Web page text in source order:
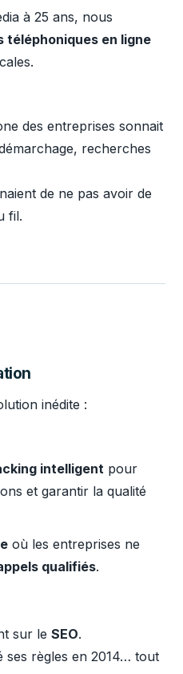
à 25 ans, nous
téléphoniques en ligne
des entreprises sonnait
recherches
de ne pas avoir de
fil.
inédite :
intelligent pour
et garantir la qualité
où les entreprises ne
qualifiés.
sur leSEO.
ses règles en 2014… tout